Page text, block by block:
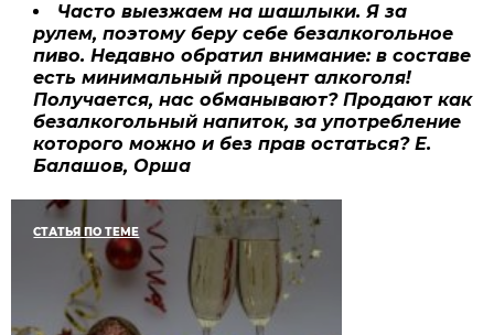
Часто выезжаем на шашлыки. Я за
рулем, поэтому беру себе безалкогольное
пиво. Недавно обратил внимание: в составе
есть минимальный процент алкоголя!
Получается, нас обманывают? Продают как
безалкогольный напиток, за употребление
которого можно и без прав остаться? Е.
Балашов, Орша
СТАТЬЯ ПО ТЕМЕ